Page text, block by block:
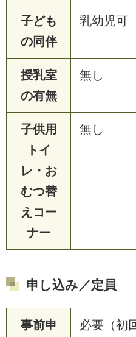
子ども
の同伴
乳幼児可
授乳室
の有無
無し
子供用
トイ
レ・お
むつ替
えコー
ナー
無し
申し込み／定員
事前申
必要（初